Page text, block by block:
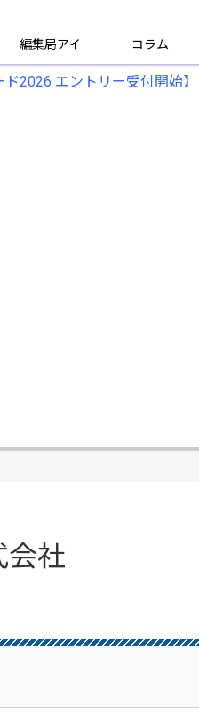
編集局アイ コラム
ド2026 エントリー受付開始
会社